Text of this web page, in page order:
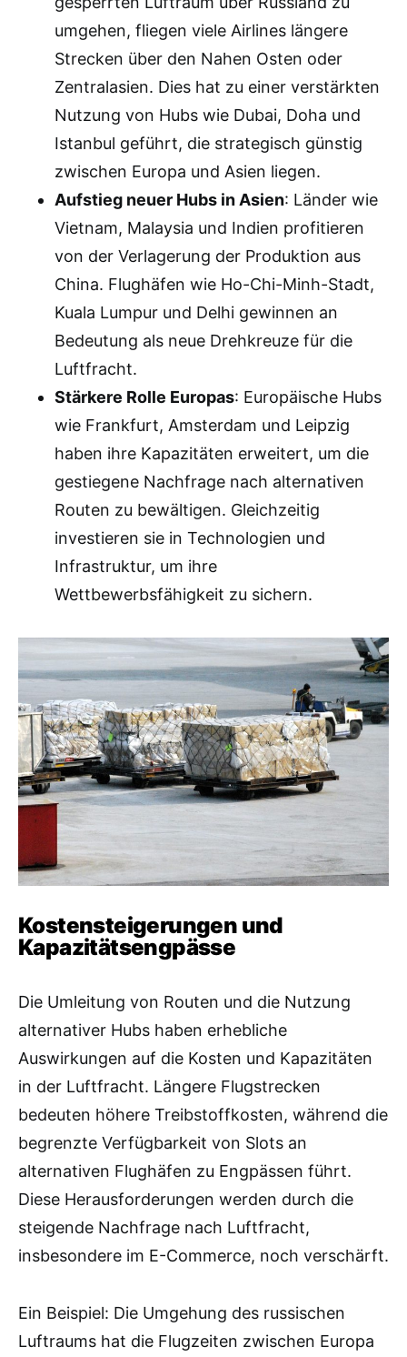
umgehen, fliegen viele Airlines längere
Strecken über den Nahen Osten oder
Zentralasien. Dies hat zu einer verstärkten
Nutzung von Hubs wie Dubai, Doha und
Istanbul geführt, die strategisch günstig
zwischen Europa und Asien liegen.
Aufstieg neuer Hubs in Asien: Länder wie
Vietnam, Malaysia und Indien profitieren
von der Verlagerung der Produktion aus
China. Flughäfen wie Ho-Chi-Minh-Stadt,
Kuala Lumpur und Delhi gewinnen an
Bedeutung als neue Drehkreuze für die
Luftfracht.
Stärkere Rolle Europas: Europäische Hubs
wie Frankfurt, Amsterdam und Leipzig
haben ihre Kapazitäten erweitert, um die
gestiegene Nachfrage nach alternativen
Routen zu bewältigen. Gleichzeitig
investieren sie in Technologien und
Infrastruktur, um ihre
Wettbewerbsfähigkeit zu sichern.
Kostensteigerungen und
Kapazitätsengpässe
Die Umleitung von Routen und die Nutzung
alternativer Hubs haben erhebliche
Auswirkungen auf die Kosten und Kapazitäten
in der Luftfracht. Längere Flugstrecken
bedeuten höhere Treibstoffkosten, während die
begrenzte Verfügbarkeit von Slots an
alternativen Flughäfen zu Engpässen führt.
Diese Herausforderungen werden durch die
steigende Nachfrage nach Luftfracht,
insbesondere im E-Commerce, noch verschärft.
Ein Beispiel: Die Umgehung des russischen
Luftraums hat die Flugzeiten zwischen Europa